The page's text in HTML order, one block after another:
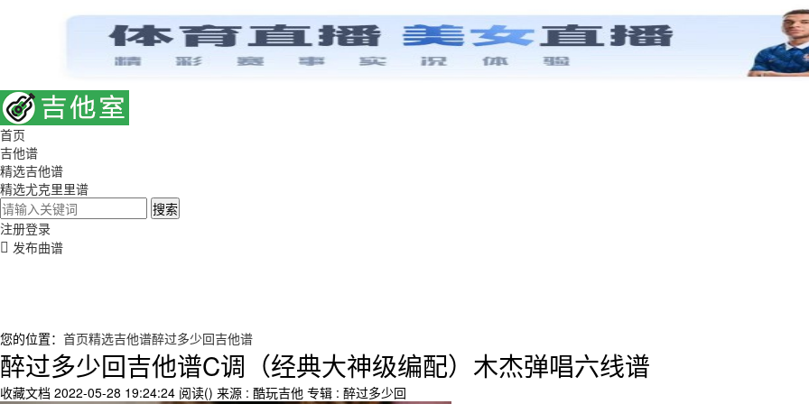
首页
吉他谱
精选吉他谱
精选尤克里里谱
搜索
注册登录
发布曲谱
您的位置： 首页精选吉他谱醉过多少回吉他谱
醉过多少回吉他谱C调（经典大神级编配）木杰弹唱六线谱
收藏文档 2022-05-28 19:24:24 阅读() 来源 : 酷玩吉他 专辑 : 醉过多少回